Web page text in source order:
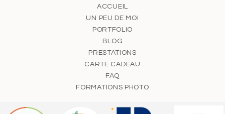
ACCUEIL
UN PEU DE MOI
PORTFOLIO
BLOG
PRESTATIONS
CARTE CADEAU
FAQ
FORMATIONS PHOTO